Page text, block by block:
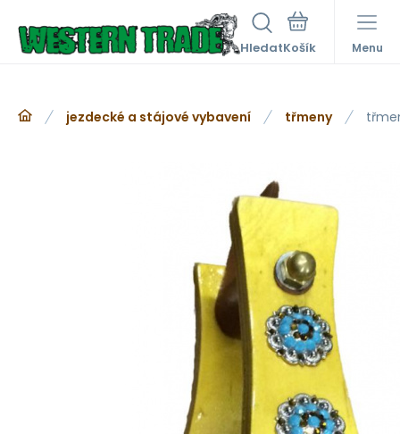
Hledat Menu
jezdecké a stájové vybavení třmeny